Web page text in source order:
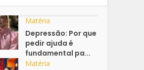
Matéria
Depressão: Por que
pedir ajuda é
fundamental pa...
Matéria